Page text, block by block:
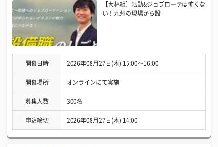
【大林組】転勤&ジョブローテは怖くな
い！九州の現場から設
開催日時 2026年08月27日(木) 15:00〜16:00
開催場所 オンラインにて実施
募集人数 300名
申込締切 2026年08月27日(木) 14:00